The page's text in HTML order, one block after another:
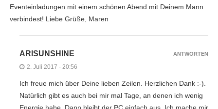
Eventeinladungen mit einem schönen Abend mit Deinem Mann
verbindest! Liebe Grüße, Maren
ARISUNSHINE
2. Juli 2017 - 20:56
Ich freue mich über Deine lieben Zeilen. Herzlichen Dank :-).
Natürlich gibt es auch bei mir mal Tage, an denen ich wenig
ANTWORTEN